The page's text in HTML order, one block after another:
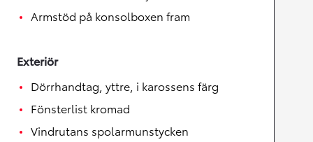
Armstöd på konsolboxen fram
Exteriör
Dörrhandtag, yttre, i karossens färg
Fönsterlist kromad
Vindrutans spolarmunstycken